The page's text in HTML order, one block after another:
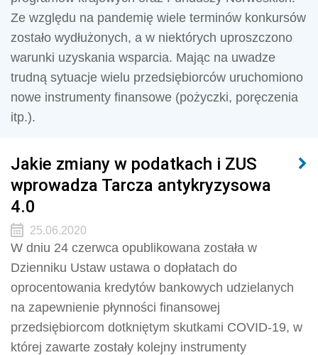
Ze względu na pandemię wiele terminów konkursów
zostało wydłużonych, a w niektórych uproszczono
warunki uzyskania wsparcia. Mając na uwadze
trudną sytuacje wielu przedsiębiorców uruchomiono
nowe instrumenty finansowe (pożyczki, poręczenia
itp.).
Jakie zmiany w podatkach i ZUS
wprowadza Tarcza antykryzysowa
4.0
25.06.2020
W dniu 24 czerwca opublikowana została w
Dzienniku Ustaw ustawa o dopłatach do
oprocentowania kredytów bankowych udzielanych
na zapewnienie płynności finansowej
przedsiębiorcom dotkniętym skutkami COVID-19, w
której zawarte zostały kolejny instrumenty